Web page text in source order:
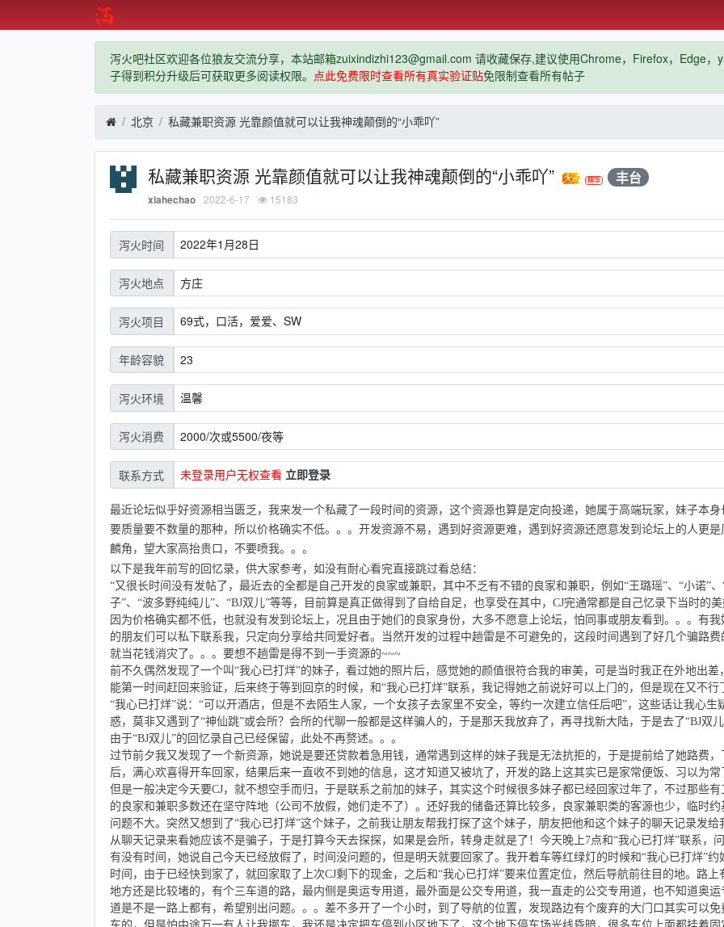
泻火吧社区欢迎各位狼友交流分享，本站邮箱zuixindizhi123@gmail.com 请收藏保存,建议使用Chrome，Firefox，Edge
子得到积分升级后可获取更多阅读权限。 点此免费限时查看所有真实验证贴免限制查看所有帖子
北京 私藏兼职资源 光靠颜值就可以让我神魂颠倒的“小乖吖”
私藏兼职资源 光靠颜值就可以让我神魂颠倒的“小乖吖” 丰台
xiahechao 2022-6-17 15183
泻火时间 2022年1月28日
泻火地点 方庄
泻火项目 69式，口活，爱爱、SW
年龄容貌 23
泻火环境 温馨
泻火消费 2000/次或5500/夜等
联系方式 未登录用户无权查看 立即登录
最近论坛似乎好资源相当匮乏，我来发一个私藏了一段时间的资源，这个资源也算是定向投递，她属于高端玩家，妹子本身
要质量要不数量的那种，所以价格确实不低。。。开发资源不易，遇到好资源更难，遇到好资源还愿意发到论坛上的人更是
麟角，望大家高抬贵口，不要喷我。。。
以下是我年前写的回忆录，供大家参考，如没有耐心看完直接跳过看总结：
“又很长时间没有发帖了，最近去的全都是自己开发的良家或兼职，其中不乏有不错的良家和兼职，例如“王璐瑶”、“小诺”、
子”、“波多野纯纯儿”、“BJ双儿”等等，目前算是真正做得到了自给自足，也享受在其中，CJ完通常都是自己忆录下当时的美
因为价格确实都不低，也就没有发到论坛上，况且由于她们的良家身份，大多不愿意上论坛，怕同事或朋友看到。。。有我
的朋友们可以私下联系我，只定向分享给共同爱好者。当然开发的过程中趟雷是不可避免的，这段时间遇到了好几个骗路费
就当花钱消灾了。。。要想不趟雷是得不到一手资源的~~~
前不久偶然发现了一个叫“我心已打烊”的妹子，看过她的照片后，感觉她的颜值很符合我的审美，可是当时我正在外地出差
能第一时间赶回来验证，后来终于等到回京的时候，和“我心已打烊”联系，我记得她之前说好可以上门的，但是现在又不行
“我心已打烊”说：“可以开酒店，但是不去陌生人家，一个女孩子去家里不安全，等约一次建立信任后吧”，这些话让我心生
惑，莫非又遇到了“神仙跳”或会所？会所的代聊一般都是这样骗人的，于是那天我放弃了，再寻找新大陆，于是去了“BJ双儿
由于“BJ双儿”的回忆录自己已经保留，此处不再赘述。。。
过节前夕我又发现了一个新资源，她说是要还贷款着急用钱，通常遇到这样的妹子我是无法抗拒的，于是提前给了她路费，
后，满心欢喜得开车回家，结果后来一直收不到她的信息，这才知道又被坑了，开发的路上这其实已是家常便饭、习以为常
但是一般决定今天要CJ，就不想空手而归，于是联系之前加的妹子，其实这个时候很多妹子都已经回家过年了，不过那些有
的良家和兼职多数还在坚守阵地（公司不放假，她们走不了）。还好我的储备还算比较多，良家兼职类的客源也少，临时约
问题不大。突然又想到了“我心已打烊”这个妹子，之前我让朋友帮我打探了这个妹子，朋友把他和这个妹子的聊天记录发给
从聊天记录来看她应该不是骗子，于是打算今天去探探，如果是会所，转身走就是了！今天晚上7点和“我心已打烊”联系，
有没有时间，她说自己今天已经放假了，时间没问题的，但是明天就要回家了。我开着车等红绿灯的时候和“我心已打烊”约
时间，由于已经快到家了，就回家取了上次CJ剩下的现金，之后和“我心已打烊”要来位置定位，然后导航前往目的地。路上
地方还是比较堵的，有个三车道的路，最内侧是奥运专用道，最外面是公交专用道，我一直走的公交专用道，也不知道奥运
道是不是一路上都有，希望别出问题。。。差不多开了一个小时，到了导航的位置，发现路边有个废弃的大门口其实可以免